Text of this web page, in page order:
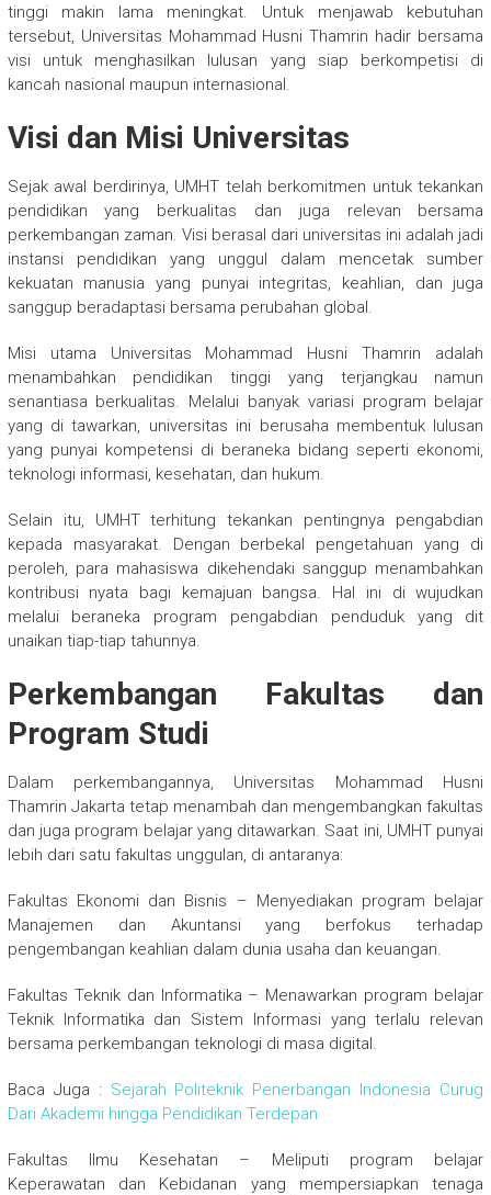
tinggi makin lama meningkat. Untuk menjawab kebutuhan
tersebut, Universitas Mohammad Husni Thamrin hadir bersama
visi untuk menghasilkan lulusan yang siap berkompetisi di
kancah nasional maupun internasional.
Visi dan Misi Universitas
Sejak awal berdirinya, UMHT telah berkomitmen untuk tekankan
pendidikan yang berkualitas dan juga relevan bersama
perkembangan zaman. Visi berasal dari universitas ini adalah jadi
instansi pendidikan yang unggul dalam mencetak sumber
kekuatan manusia yang punyai integritas, keahlian, dan juga
sanggup beradaptasi bersama perubahan global.
Misi utama Universitas Mohammad Husni Thamrin adalah
menambahkan pendidikan tinggi yang terjangkau namun
senantiasa berkualitas. Melalui banyak variasi program belajar
yang di tawarkan, universitas ini berusaha membentuk lulusan
yang punyai kompetensi di beraneka bidang seperti ekonomi,
teknologi informasi, kesehatan, dan hukum.
Selain itu, UMHT terhitung tekankan pentingnya pengabdian
kepada masyarakat. Dengan berbekal pengetahuan yang di
peroleh, para mahasiswa dikehendaki sanggup menambahkan
kontribusi nyata bagi kemajuan bangsa. Hal ini di wujudkan
melalui beraneka program pengabdian penduduk yang dit
unaikan tiap-tiap tahunnya.
Perkembangan Fakultas dan
Program Studi
Dalam perkembangannya, Universitas Mohammad Husni
Thamrin Jakarta tetap menambah dan mengembangkan fakultas
dan juga program belajar yang ditawarkan. Saat ini, UMHT punyai
lebih dari satu fakultas unggulan, di antaranya:
Fakultas Ekonomi dan Bisnis – Menyediakan program belajar
Manajemen dan Akuntansi yang berfokus terhadap
pengembangan keahlian dalam dunia usaha dan keuangan.
Fakultas Teknik dan Informatika – Menawarkan program belajar
Teknik Informatika dan Sistem Informasi yang terlalu relevan
bersama perkembangan teknologi di masa digital.
Baca Juga : Sejarah Politeknik Penerbangan Indonesia Curug
Dari Akademi hingga Pendidikan Terdepan
Fakultas Ilmu Kesehatan – Meliputi program belajar
Keperawatan dan Kebidanan yang mempersiapkan tenaga